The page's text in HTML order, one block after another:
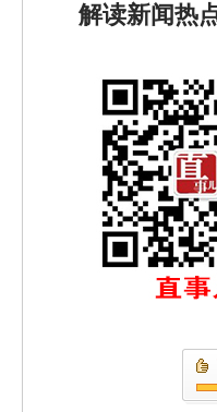
解读新闻热